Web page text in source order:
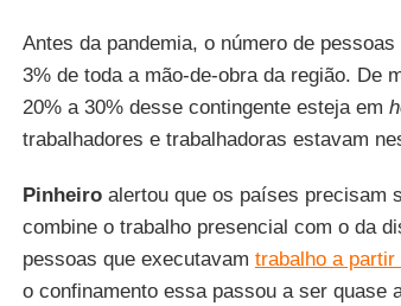
Antes da pandemia, o número de
3% de toda a mão-de-obra da região. De
20% a 30% desse contingente esteja em
trabalhadores e trabalhadoras estavam
Pinheiroalertou que os países precisam
combine o trabalho presencial com o da
pessoas que executavam trabalho a partir
o confinamento essa passou a ser quase